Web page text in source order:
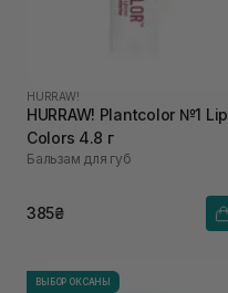
HURRAW!
HURRAW! Plantcolor №1 Lip
Colors 4.8 г
Бальзам для губ
385₴
ВЫБОР ОКСАНЫ